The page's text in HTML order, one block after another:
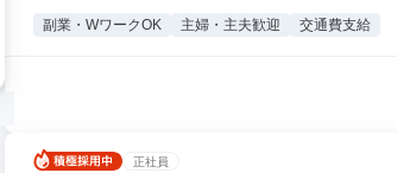
副業・WワークOK 主婦・主夫歓迎 交通費支給
正社員